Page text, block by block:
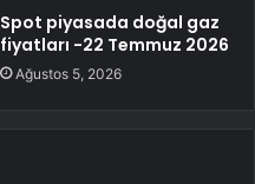
Spot piyasada doğal gaz
fiyatları -22 Temmuz 2026
Ağustos 5, 2026